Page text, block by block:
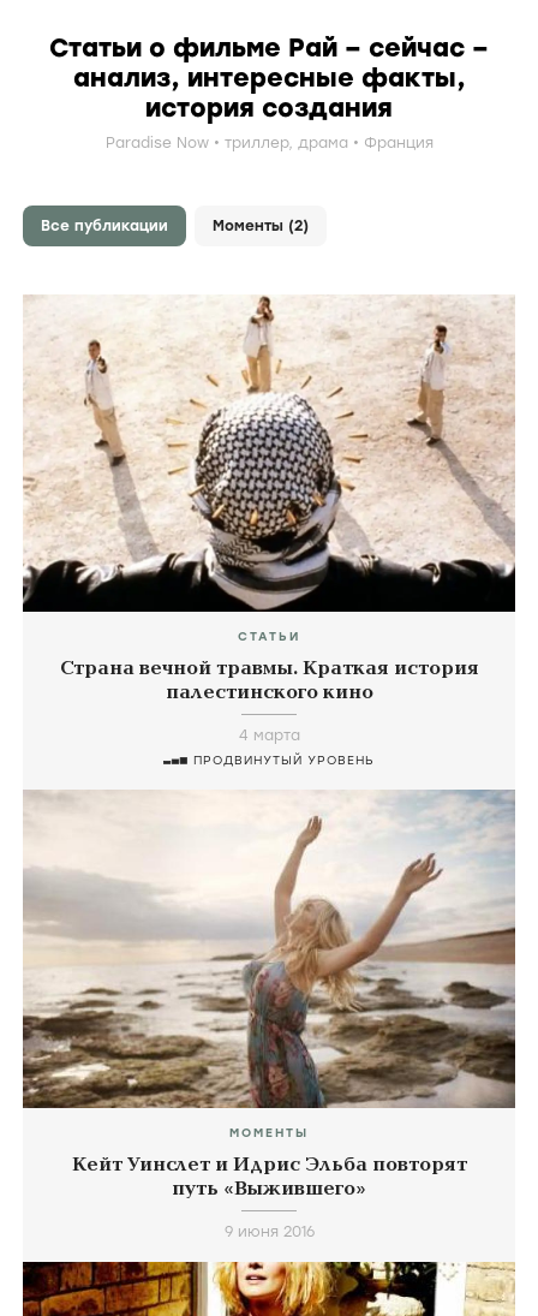
Статьи о фильме Рай – сейчас –
анализ, интересные факты,
история создания
Paradise Now триллер, драма Франция
Все публикации Моменты (2)
СТАТЬИ
Страна вечной травмы. Краткая история
палестинского кино
4 марта
ПРОДВИНУТЫЙ УРОВЕНЬ
МОМЕНТЫ
Кейт Уинслет и Идрис Эльба повторят
путь «Выжившего»
9 июня 2016